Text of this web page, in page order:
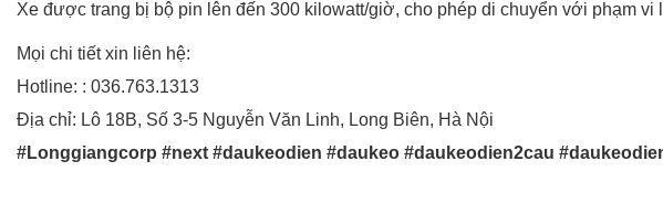
Xe được trang bị bộ pin lên đến 300 kilowatt/giờ, cho phép di chuyển với phạm vi
Mọi chi tiết xin liên hệ:
Hotline: : 036.763.1313
Địa chỉ: Lô 18B, Số 3-5 Nguyễn Văn Linh, Long Biên, Hà Nội
#Longgiangcorp #next #daukeodien #daukeo #daukeodien2cau